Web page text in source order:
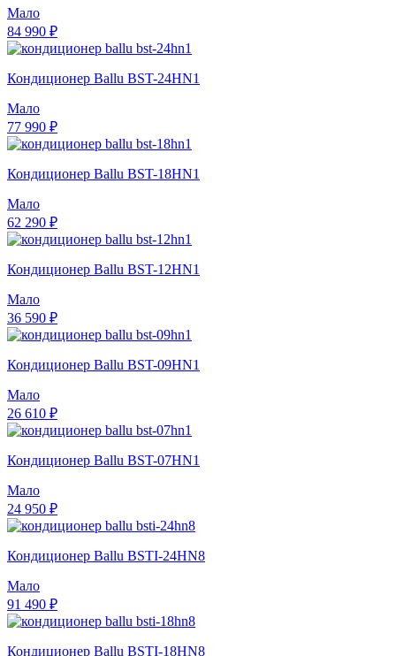
Мало
84 990 ₽
Кондиционер Ballu BST-24HN1
Мало
77 990 ₽
Кондиционер Ballu BST-18HN1
Мало
62 290 ₽
Кондиционер Ballu BST-12HN1
Мало
36 590 ₽
Кондиционер Ballu BST-09HN1
Мало
26 610 ₽
Кондиционер Ballu BST-07HN1
Мало
24 950 ₽
Кондиционер Ballu BSTI-24HN8
Мало
91 490 ₽
Кондиционер Ballu BSTI-18HN8